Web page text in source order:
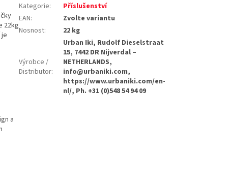
22kg
a
Kategorie:
Příslušenství
EAN:
Zvolte variantu
Nosnost: 22 kg
Výrobce /
Distributor:
Urban Iki, Rudolf Dieselstraat
15, 7442 DR Nijverdal –
NETHERLANDS,
info@urbaniki.com,
https://www.urbaniki.com/en-
nl/, Ph. +31 (0)548 54 94 09